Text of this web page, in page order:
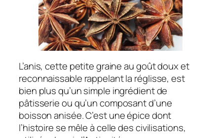
L’anis, cette petite graine au goût doux et
reconnaissable rappelant la réglisse, est
bien plus qu’un simple ingrédient de
pâtisserie ou qu’un composant d’une
boisson anisée. C’est une épice dont
l’histoire se mêle à celle des civilisations,